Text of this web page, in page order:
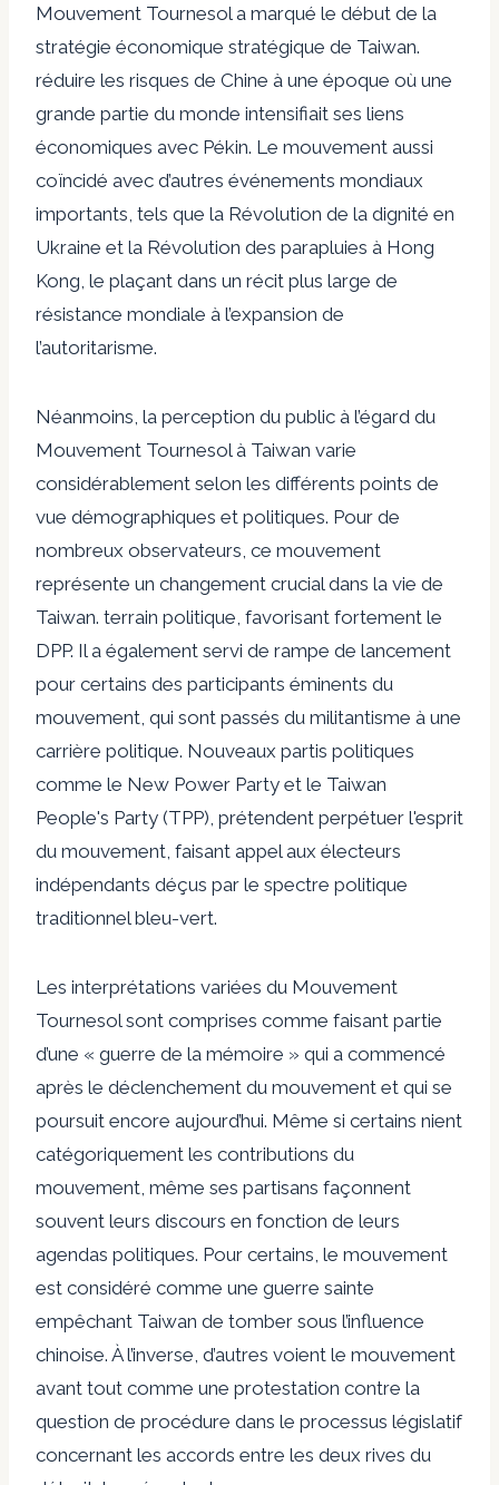
Mouvement Tournesol a marqué le début de la
stratégie économique stratégique de Taiwan.
réduire les risques de Chine à une époque où une
grande partie du monde intensifiait ses liens
économiques avec Pékin. Le mouvement aussi
coïncidé avec d’autres événements mondiaux
importants, tels que la Révolution de la dignité en
Ukraine et la Révolution des parapluies à Hong
Kong, le plaçant dans un récit plus large de
résistance mondiale à l’expansion de
l’autoritarisme.
Néanmoins, la perception du public à l’égard du
Mouvement Tournesol à Taiwan varie
considérablement selon les différents points de
vue démographiques et politiques. Pour de
nombreux observateurs, ce mouvement
représente un changement crucial dans la vie de
Taiwan. terrain politique , favorisant fortement le
DPP. Il a également servi de rampe de lancement
pour certains des participants éminents du
mouvement, qui sont passés du militantisme à une
carrière politique. Nouveaux partis politiques
comme le New Power Party et le Taiwan
People's Party (TPP), prétendent perpétuer l'esprit
du mouvement, faisant appel aux électeurs
indépendants déçus par le spectre politique
traditionnel bleu-vert.
Les interprétations variées du Mouvement
Tournesol sont comprises comme faisant partie
d’une « guerre de la mémoire » qui a commencé
après le déclenchement du mouvement et qui se
poursuit encore aujourd’hui. Même si certains nient
catégoriquement les contributions du
mouvement, même ses partisans façonnent
souvent leurs discours en fonction de leurs
agendas politiques. Pour certains, le mouvement
est considéré comme une guerre sainte
empêchant Taiwan de tomber sous l’influence
chinoise. À l’inverse, d’autres voient le mouvement
avant tout comme une protestation contre la
question de procédure dans le processus législatif
concernant les accords entre les deux rives du